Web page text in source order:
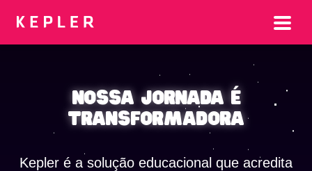
Nossa jornada é
transformadora
Kepler é a solução educacional que acredita​